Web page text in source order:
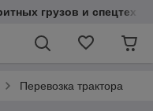
грузов и
Перевозка трактора